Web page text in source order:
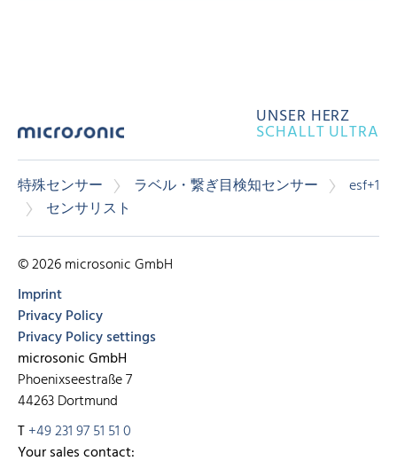
UNSER HERZ
SCHALLT ULTRA
特殊センサー ラベル・繋ぎ目検知センサー
esf+1
センサリスト
© 2026 microsonic GmbH
Imprint
Privacy Policy
Privacy Policy settings
microsonic GmbH
Phoenixseestraße 7
44263 Dortmund
T+49 231 97 51 51 0
Your sales contact: